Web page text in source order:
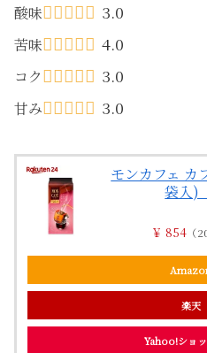
酸味 3.0
苦味 4.0
コク 3.0
甘み 3.0
モンカフェ カ
袋入)
￥ 854（
楽天
Yahoo!ショ